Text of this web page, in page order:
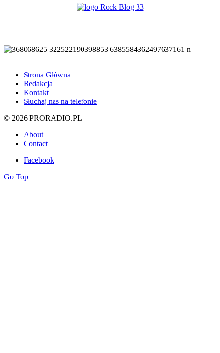
Strona Główna
Redakcja
Kontakt
Słuchaj nas na telefonie
© 2026 PRORADIO.PL
About
Contact
Facebook
Go Top